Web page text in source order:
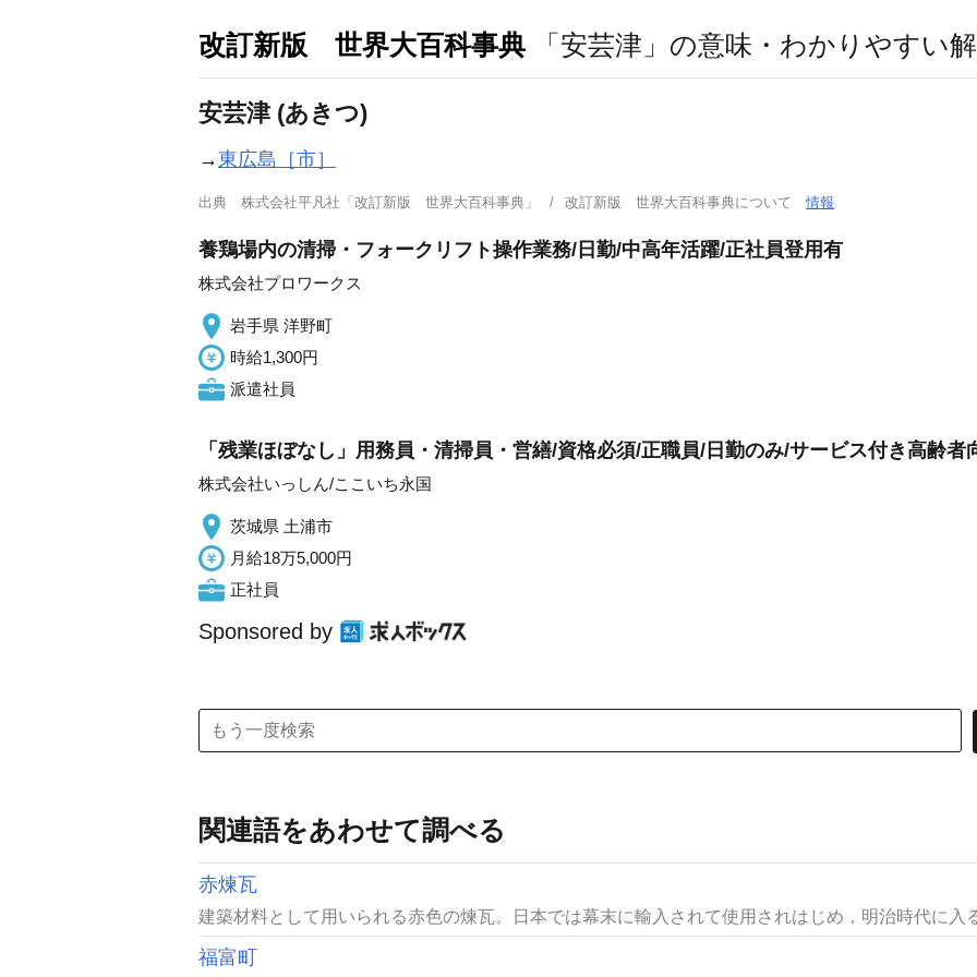
改訂新版 世界大百科事典 「安芸津」の意味・わかりやすい
安芸津 (あきつ)
→東広島［市］
出典 株式会社平凡社「改訂新版 世界大百科事典」 改訂新版 世界大百科事典について情報
養鶏場内の清掃・フォークリフト操作業務/日勤/中高年活躍/正社員登用有
株式会社プロワークス
岩手県 洋野町
時給1,300円
派遣社員
「残業ほぼなし」用務員・清掃員・営繕/資格必須/正職員/日勤のみ/サービス付き高齢者
株式会社いっしん/ここいち永国
茨城県 土浦市
月給18万5,000円
正社員
Sponsored by
関連語をあわせて調べる
赤煉瓦
建築材料として用いられる赤色の煉瓦。日本では幕末に輸入されて使用されはじめ，明治時代に入
福富町